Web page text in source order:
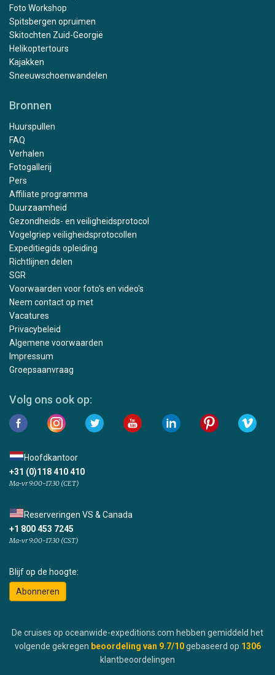
Foto Workshop
Spitsbergen opruimen
Skitochten Zuid-Georgië
Helikoptertours
Kajakken
Sneeuwschoenwandelen
Bronnen
Huurspullen
FAQ
Verhalen
Fotogallerij
Pers
Affiliate programma
Duurzaamheid
Gezondheids- en veiligheidsprotocol
Vogelgriep veiligheidsprotocollen
Expeditiegids opleiding
Richtlijnen delen
SGR
Voorwaarden voor foto's en video's
Neem contact op met
Vacatures
Privacybeleid
Algemene voorwaarden
Impressum
Groepsaanvraag
Volg ons ook op:
Hoofdkantoor
+31 (0)118 410 410
Ma-vr 9:00-17:30 (CET)
Reserveringen VS & Canada
+1 800 453 7245
Ma-vr 9:00-17:30 (CST)
Blijf op de hoogte:
Abonneren
De cruises op oceanwide-expeditions.com hebben gemiddeld het
volgende gekregen beoordeling van 9.7/10 gebaseerd op 1306
klantbeoordelingen